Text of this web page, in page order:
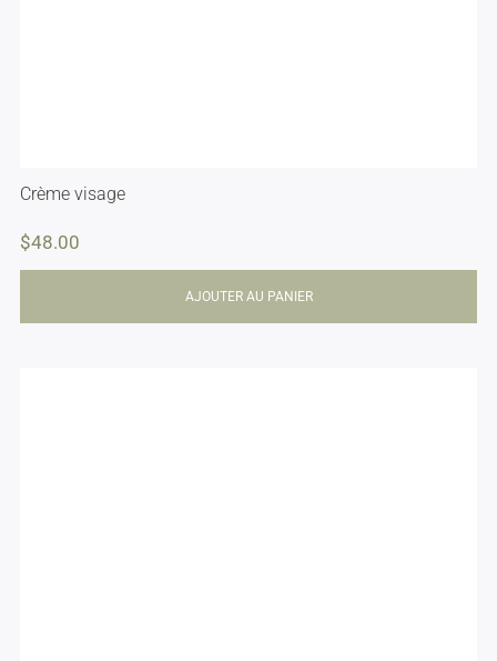
Crème visage
$48.00
AJOUTER AU PANIER